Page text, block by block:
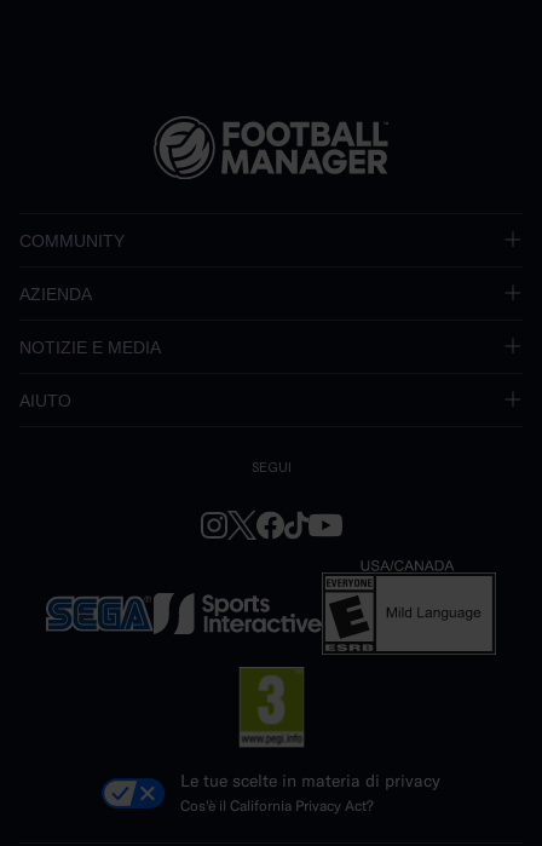
COMMUNITY
AZIENDA
NOTIZIE E MEDIA
AIUTO
SEGUI
Le tue scelte in materia di privacy
Cos'è il California Privacy Act?